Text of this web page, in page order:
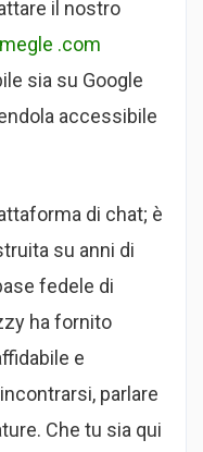
il nostro
.com
sia su Google
accessibile
di chat; è
su anni di
fedele di
ha fornito
e
parlare
Che tu sia qui